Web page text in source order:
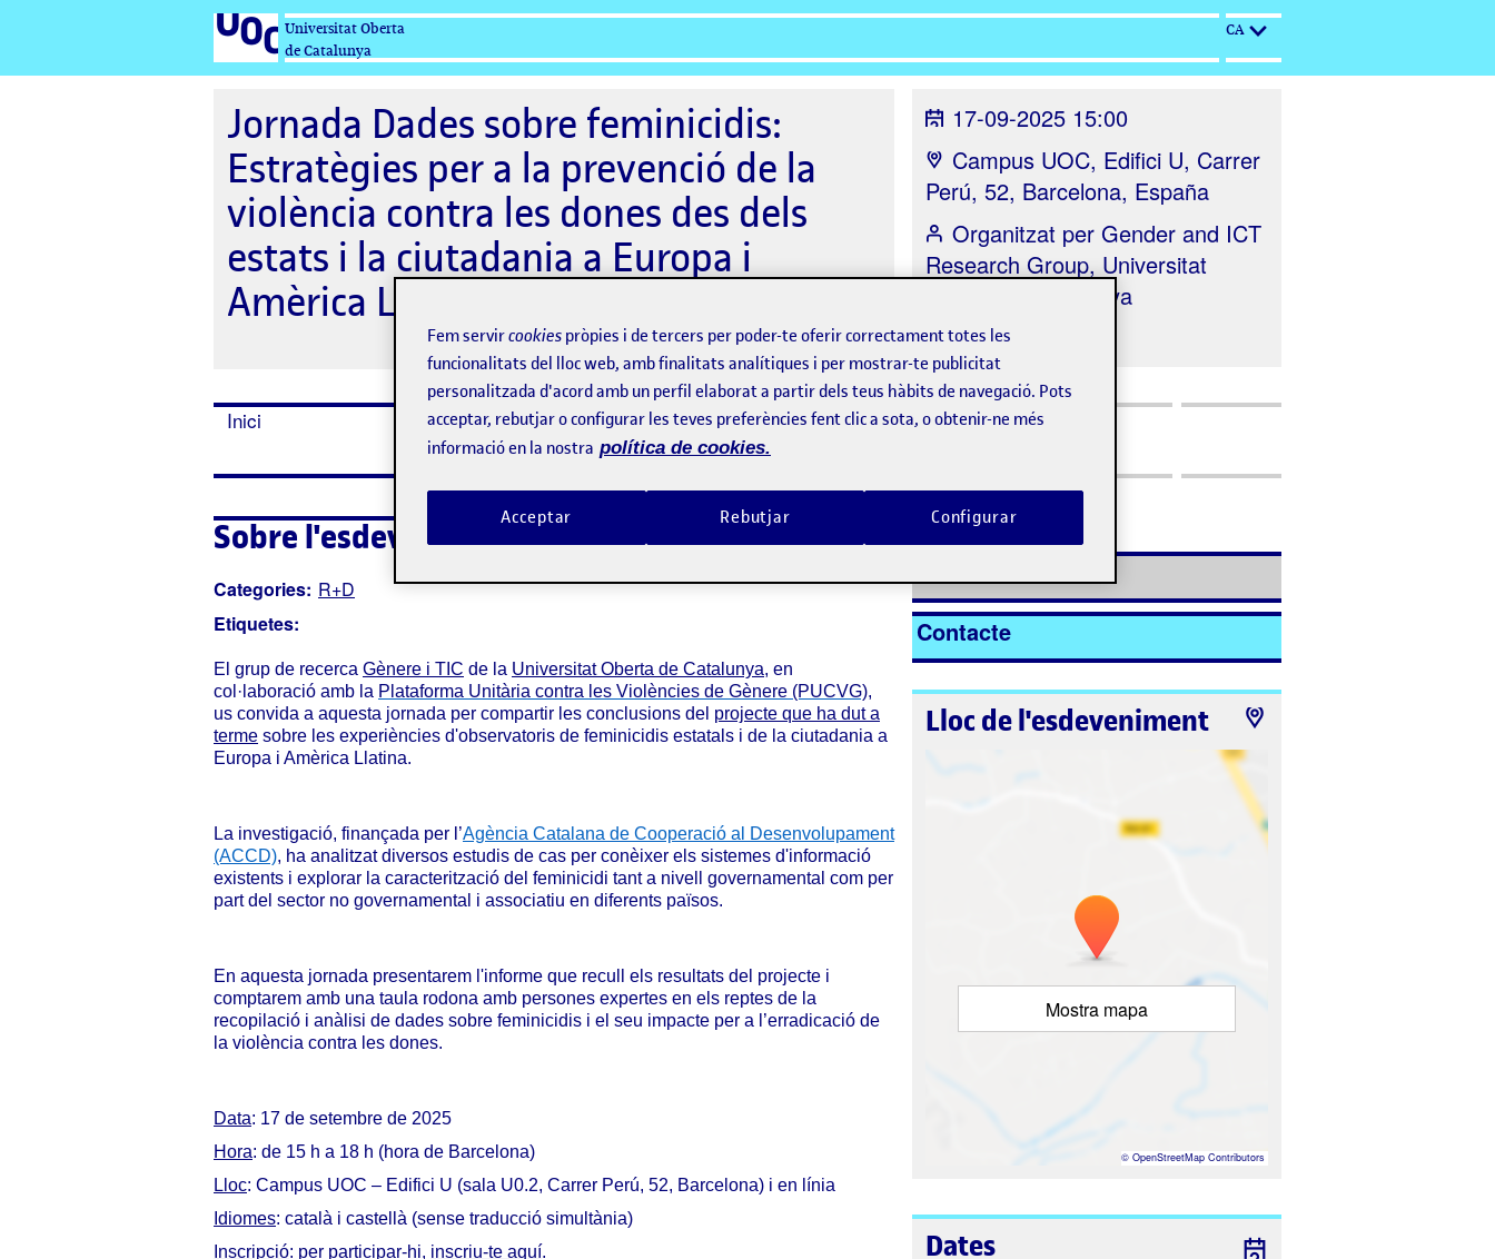
Universitat Oberta
de Catalunya
CA
Jornada Dades sobre feminicidis:
Estratègies per a la prevenció de la
violència contra les dones des dels
estats i la ciutadania a Europa i
Amèrica Llatina
17-09-2025 15:00
Campus UOC, Edifici U, Carrer
Perú, 52, Barcelona, España
Organitzat per Gender and ICT
Research Group, Universitat
Oberta de Catalunya
Inici Dates Patrocinadors
Sobre l'esdeveniment
Categories: R+D
Etiquetes:
El grup de recerca Gènere i TIC de la Universitat Oberta de Catalunya, en
col·laboració amb la Plataforma Unitària contra les Violències de Gènere (PUCVG),
us convida a aquesta jornada per compartir les conclusions del projecte que ha dut a
terme sobre les experiències d'observatoris de feminicidis estatals i de la ciutadania a
Europa i Amèrica Llatina.
La investigació, finançada per l’Agència Catalana de Cooperació al Desenvolupament
(ACCD), ha analitzat diversos estudis de cas per conèixer els sistemes d'informació
existents i explorar la caracterització del feminicidi tant a nivell governamental com per
part del sector no governamental i associatiu en diferents països.
En aquesta jornada presentarem l'informe que recull els resultats del projecte i
comptarem amb una taula rodona amb persones expertes en els reptes de la
recopilació i anàlisi de dades sobre feminicidis i el seu impacte per a l’erradicació de
la violència contra les dones.
Data: 17 de setembre de 2025
Hora: de 15 h a 18 h (hora de Barcelona)
Lloc: Campus UOC – Edifici U (sala U0.2, Carrer Perú, 52, Barcelona) i en línia
Idiomes: català i castellà (sense traducció simultània)
Inscripció: per participar-hi, inscriu-te aquí.
La inscripció ha finalitzat.
Contacte
Lloc de l'esdeveniment
Mostra mapa
© OpenStreetMap Contributors
Dates
Fem servircookies pròpies i de tercers per poder-te oferir correctament totes les
funcionalitats del lloc web, amb finalitats analítiques i per mostrar-te publicitat
personalitzada d'acord amb un perfil elaborat a partir dels teus hàbits de navegació. Pots
acceptar, rebutjar o configurar les teves preferències fent clic a sota, o obtenir-ne més
informació en la nostra política de cookies.
Rebutjar
Acceptar Configurar